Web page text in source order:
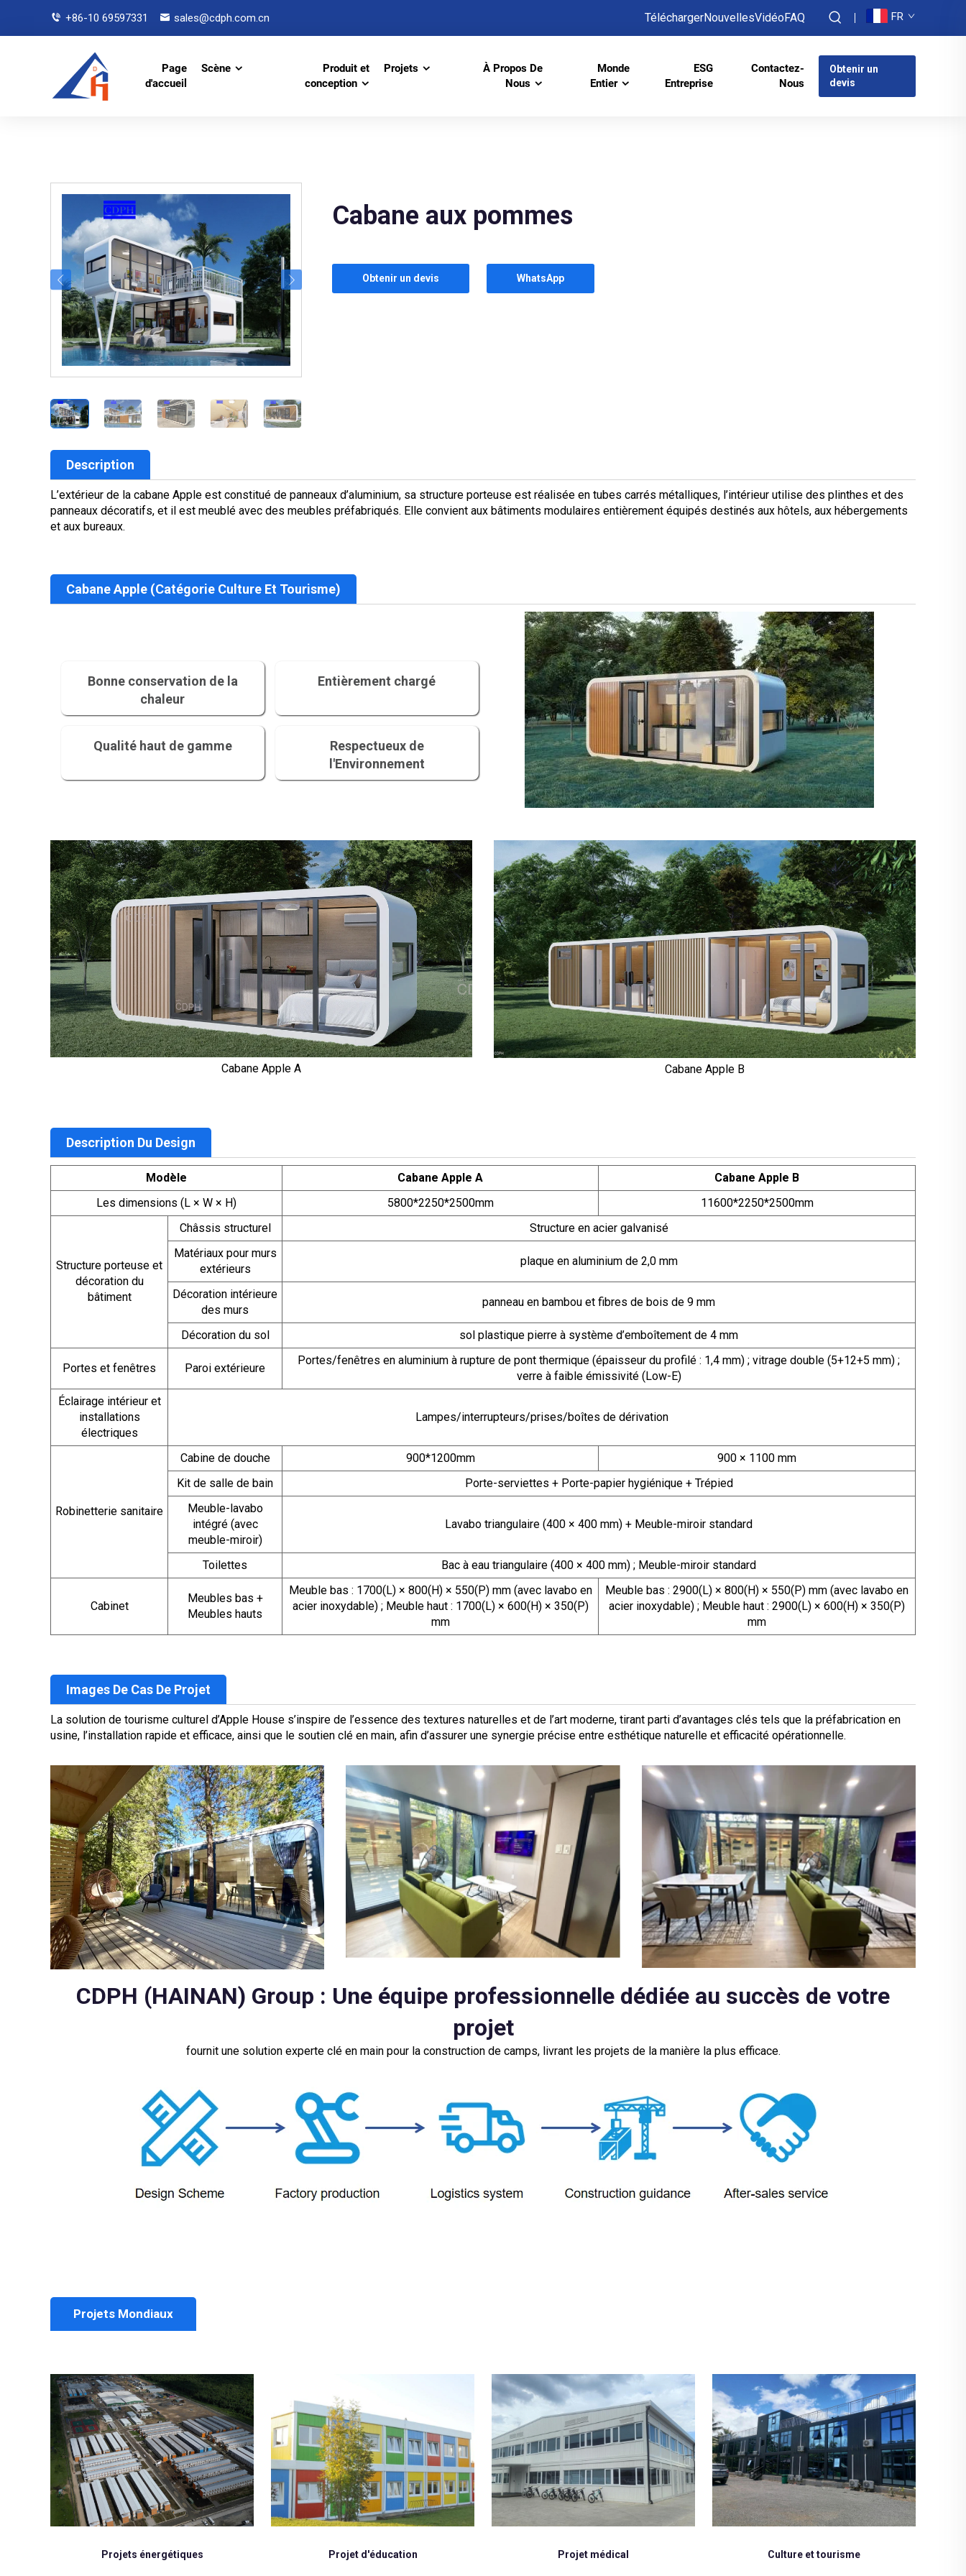
+86-10 69597331 sales@cdph.com.cn TéléchargerNouvellesVidéoFAQ FR
Page
d'accueil
Scène
Produit et
conception
Projets
À Propos De
Nous
Monde
Entier
ESG
Entreprise
Contactez-
Nous
Obtenir un
devis
Cabane aux pommes
Obtenir un devis WhatsApp
Description
L’extérieur de la cabane Apple est constitué de panneaux d’aluminium, sa structure porteuse est réalisée en tubes carrés métalliques, l’intérieur utilise des plinthes et des
panneaux décoratifs, et il est meublé avec des meubles préfabriqués. Elle convient aux bâtiments modulaires entièrement équipés destinés aux hôtels, aux hébergements
et aux bureaux.
Cabane Apple (catégorie Culture Et Tourisme)
Bonne conservation de la
chaleur
Entièrement chargé
Qualité haut de gamme
Respectueux de
l'Environnement
Cabane Apple A Cabane Apple B
Description Du Design
Modèle Cabane Apple A
Cabane Apple B
Les dimensions (L × W × H)
5800*2250*2500mm 11600*2250*2500mm
Structure porteuse et
décoration du
bâtiment
Châssis structurel
Structure en acier galvanisé
Matériaux pour murs
extérieurs
plaque en aluminium de 2,0 mm
Décoration intérieure
des murs
panneau en bambou et fibres de bois de 9 mm
Décoration du sol sol plastique pierre à système d’emboîtement de 4 mm
Portes et fenêtres Paroi extérieure
Portes/fenêtres en aluminium à rupture de pont thermique (épaisseur du profilé : 1,4 mm) ; vitrage double (5+12+5 mm) ;
verre à faible émissivité (Low-E)
Éclairage intérieur et
installations
électriques
Lampes/interrupteurs/prises/boîtes de dérivation
Robinetterie sanitaire
Cabine de douche 900*1200mm
900 × 1100 mm
Kit de salle de bain
Porte-serviettes + Porte-papier hygiénique + Trépied
Meuble-lavabo
intégré (avec
meuble-miroir)
Lavabo triangulaire (400 × 400 mm) + Meuble-miroir standard
Toilettes Bac à eau triangulaire (400 × 400 mm) ; Meuble-miroir standard
Cabinet
Meubles bas +
Meubles hauts
Meuble bas : 1700(L) × 800(H) × 550(P) mm (avec lavabo en
acier inoxydable) ; Meuble haut : 1700(L) × 600(H) × 350(P)
mm
Meuble bas : 2900(L) × 800(H) × 550(P) mm (avec lavabo en
acier inoxydable) ; Meuble haut : 2900(L) × 600(H) × 350(P)
mm
Images De Cas De Projet
La solution de tourisme culturel d’Apple House s’inspire de l’essence des textures naturelles et de l’art moderne, tirant parti d’avantages clés tels que la préfabrication en
usine, l’installation rapide et efficace, ainsi que le soutien clé en main, afin d’assurer une synergie précise entre esthétique naturelle et efficacité opérationnelle.
CDPH (HAINAN) Group : Une équipe professionnelle dédiée au succès de votre
projet
fournit une solution experte clé en main pour la construction de camps, livrant les projets de la manière la plus efficace.
Projets Mondiaux
Projet d'éducation Projet médical Culture et tourisme Projet commercial